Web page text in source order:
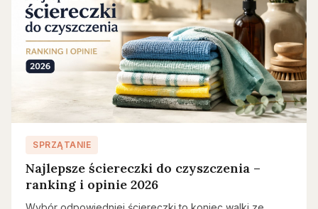
SPRZĄTANIE
Najlepsze ściereczki do czyszczenia –
ranking i opinie 2026